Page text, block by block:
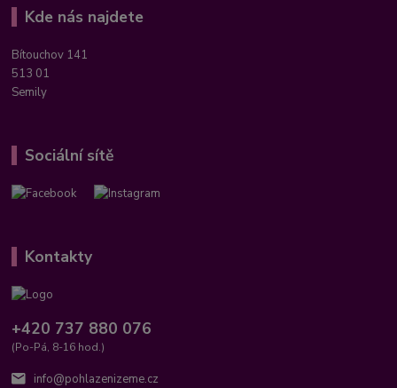
Kde nás najdete
Bítouchov 141
513 01
Semily
Sociální sítě
Kontakty
+420 737 880 076
(Po-Pá, 8-16 hod.)
info@pohlazenizeme.cz